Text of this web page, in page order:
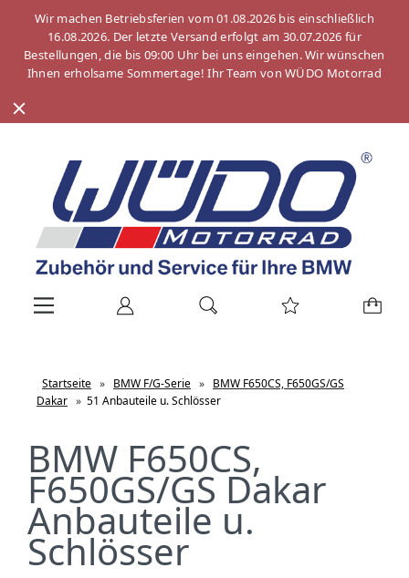
Wir machen Betriebsferien vom 01.08.2026 bis einschließlich
16.08.2026. Der letzte Versand erfolgt am 30.07.2026 für
Bestellungen, die bis 09:00 Uhr bei uns eingehen. Wir wünschen
Ihnen erholsame Sommertage! Ihr Team von WÜDO Motorrad
Startseite » BMW F/G-Serie » BMW F650CS, F650GS/GS
Dakar » 51 Anbauteile u. Schlösser
BMW F650CS,
F650GS/GS Dakar
Anbauteile u.
Schlösser